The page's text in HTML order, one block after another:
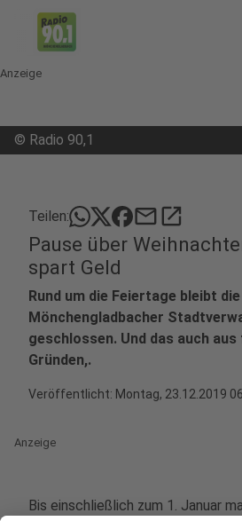
Anzeige
© Radio 90,1
Teilen: mailopen_in_new
Pause über
spart Geld
Rund um die Feiertage bleibt die
Mönchengladbacher
geschlossen. Und das auch aus
Gründen,.
Veröffentlicht: Montag, 23.12.2019
Anzeige
Bis einschließlich zum 1. Januar